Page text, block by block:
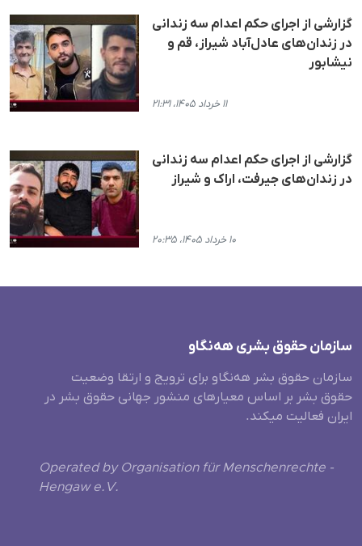
گزارشی از اجرای حکم اعدام سه زندانی
در زندان‌های عادل‌‌آباد شیراز، قم و
نیشابور
۱۱ خرداد ۱۴۰۵، ۲۱:۳۱
گزارشی از اجرای حکم اعدام سه زندانی
در زندان‌های جیرفت، اراک و شیراز
۱۰ خرداد ۱۴۰۵، ۲۰:۳۵
سازمان حقوق بشری هەنگاو
سازمان حقوق بشر هه‌نگاو برای ترویج و ارتقا وضعیت
حقوق بشر بر اساس معیارهای منشور جهانی حقوق بشر در
ایران فعالیت میکند.
Operated by Organisation für Menschenrechte -
Hengaw e.V.